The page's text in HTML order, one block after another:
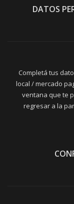
DATOS
Completá tus
local / mercado
ventana que te
regresar a la